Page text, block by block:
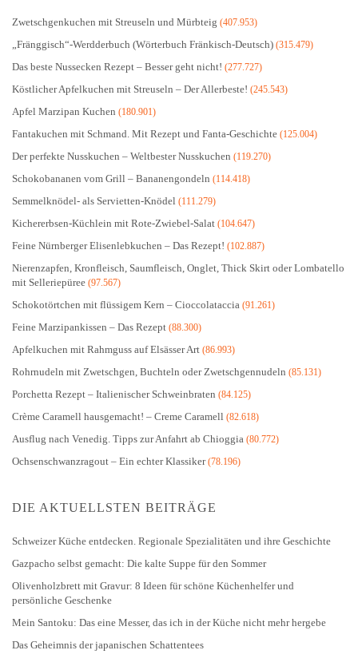
Zwetschgenkuchen mit Streuseln und Mürbteig (407.953)
„Fränggisch“-Werdderbuch (Wörterbuch Fränkisch-Deutsch) (315.479)
Das beste Nussecken Rezept – Besser geht nicht! (277.727)
Köstlicher Apfelkuchen mit Streuseln – Der Allerbeste! (245.543)
Apfel Marzipan Kuchen (180.901)
Fantakuchen mit Schmand. Mit Rezept und Fanta-Geschichte (125.004)
Der perfekte Nusskuchen – Weltbester Nusskuchen (119.270)
Schokobananen vom Grill – Bananengondeln (114.418)
Semmelknödel- als Servietten-Knödel (111.279)
Kichererbsen-Küchlein mit Rote-Zwiebel-Salat (104.647)
Feine Nürnberger Elisenlebkuchen – Das Rezept! (102.887)
Nierenzapfen, Kronfleisch, Saumfleisch, Onglet, Thick Skirt oder Lombatello
mit Selleriepüree (97.567)
Schokotörtchen mit flüssigem Kern – Cioccolataccia (91.261)
Feine Marzipankissen – Das Rezept (88.300)
Apfelkuchen mit Rahmguss auf Elsässer Art (86.993)
Rohrnudeln mit Zwetschgen, Buchteln oder Zwetschgennudeln (85.131)
Porchetta Rezept – Italienischer Schweinbraten (84.125)
Crème Caramell hausgemacht! – Creme Caramell (82.618)
Ausflug nach Venedig. Tipps zur Anfahrt ab Chioggia (80.772)
Ochsenschwanzragout – Ein echter Klassiker(78.196)
DIE AKTUELLSTEN BEITRÄGE
Schweizer Küche entdecken. Regionale Spezialitäten und ihre Geschichte
Gazpacho selbst gemacht: Die kalte Suppe für den Sommer
Olivenholzbrett mit Gravur: 8 Ideen für schöne Küchenhelfer und
persönliche Geschenke
Mein Santoku: Das eine Messer, das ich in der Küche nicht mehr hergebe
Das Geheimnis der japanischen Schattentees